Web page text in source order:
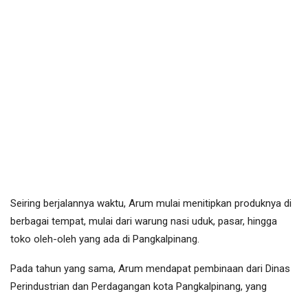
Seiring berjalannya waktu, Arum mulai menitipkan produknya di
berbagai tempat, mulai dari warung nasi uduk, pasar, hingga
toko oleh-oleh yang ada di Pangkalpinang.
Pada tahun yang sama, Arum mendapat pembinaan dari Dinas
Perindustrian dan Perdagangan kota Pangkalpinang, yang